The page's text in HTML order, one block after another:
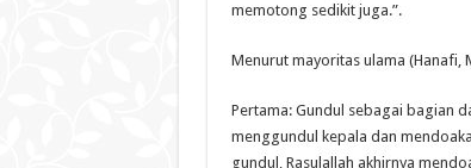
memotong sedikit juga.”.
Menurut mayoritas ulama (Hanafi,
Pertama: Gundul sebagai bagian
menggundul kepala dan
gundul, Rasulallah akhirnya